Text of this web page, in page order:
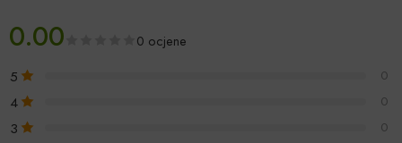
0.00 0 ocjene
5 0
4 0
3 0